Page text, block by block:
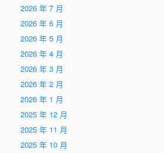
2026 年 7 月
2026 年 6 月
2026 年 5 月
2026 年 4 月
2026 年 3 月
2026 年 2 月
2026 年 1 月
2025 年 12 月
2025 年 11 月
2025 年 10 月